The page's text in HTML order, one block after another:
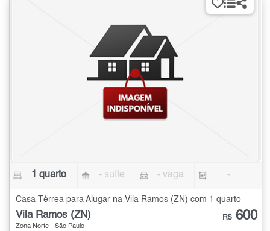
1 quarto - suíte - vaga -
Casa Térrea para Alugar na Vila Ramos (ZN) com 1 quarto
Vila Ramos (ZN)
Zona Norte - São Paulo
R$ 600